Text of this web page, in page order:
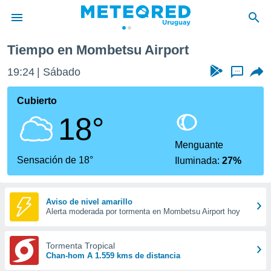
de
ha
que se
calidad.
a este
las
y
forma
digital
basada
Tiempo en Mombetsu Airport
19:24 Sábado ...
Cubierto
18°
Sensación de 18°
Menguante
Iluminada:27%
Aviso de nivel amarillo
Alerta moderada por tormenta en Mombetsu Airport hoy
Tormenta Tropical
Chan-hom A 1.559 kms de distancia